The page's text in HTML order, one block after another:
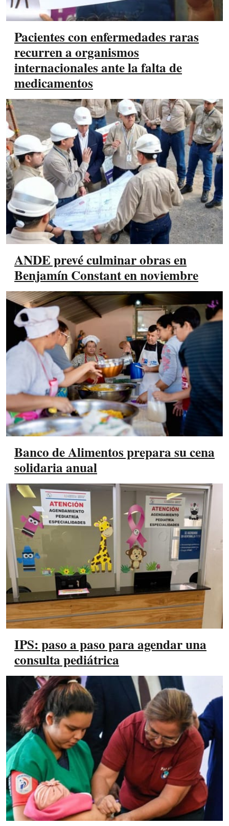
Pacientes con enfermedades raras
recurren a organismos
internacionales ante la falta de
medicamentos
ANDE prevé culminar obras en
Benjamín Constant en noviembre
Banco de Alimentos prepara su cena
solidaria anual
IPS: paso a paso para agendar una
consulta pediátrica